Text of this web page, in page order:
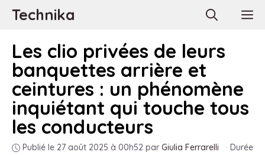
AllerTechnika
Les clio privées de leurs
banquettes arrière et
ceintures : un phénomène
inquiétant qui touche tous
les conducteurs
Publié le 27 août 2025 à 00h52 par Giulia Ferrarelli · Durée